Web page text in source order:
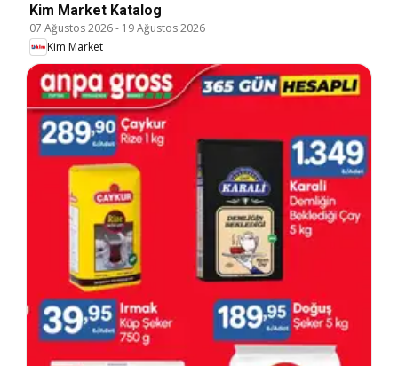
Kim Market Katalog
07 Ağustos 2026- 19 Ağustos 2026
Kim Market